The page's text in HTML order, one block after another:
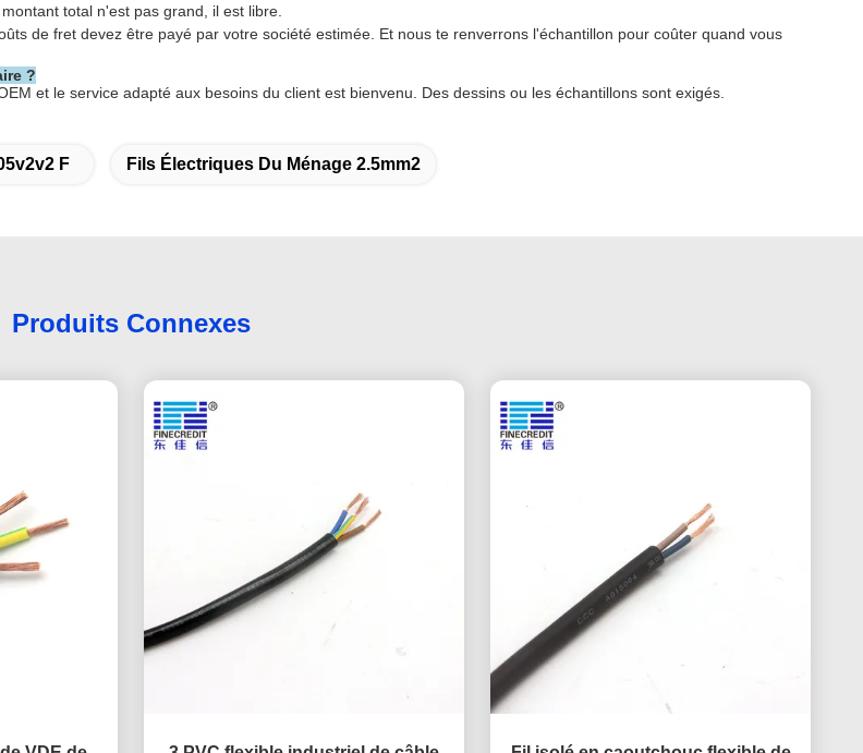
total n'est pas grand, il est libre.
de fret devez être payé par votre société estimée. Et nous te renverrons l'échantillon pour coûter quand vous
?
et le service adapté aux besoins du client est bienvenu. Des dessins ou les échantillons sont exigés.
F Fils Électriques Du Ménage 2.5mm2
Produits Connexes